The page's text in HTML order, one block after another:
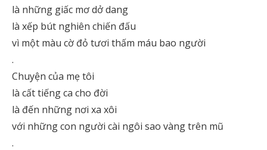
là những giấc mơ dở dang
là xếp bút nghiên chiến đấu
vì một màu cờ đỏ tươi thấm máu bao người
.
Chuyện của mẹ tôi
là cất tiếng ca cho đời
là đến những nơi xa xôi
với những con người cài ngôi sao vàng trên mũ
.